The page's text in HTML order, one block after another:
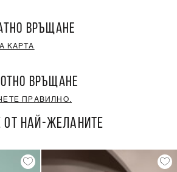
ВРЪЩАНЕ
КАРТА
ВРЪЩАНЕ
ПРАВИЛНО.
НАЙ-ЖЕЛАНИТЕ